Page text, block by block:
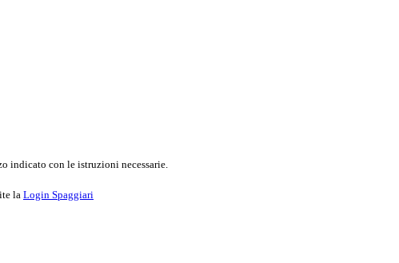
indicato con le istruzioni necessarie.
la Login Spaggiari